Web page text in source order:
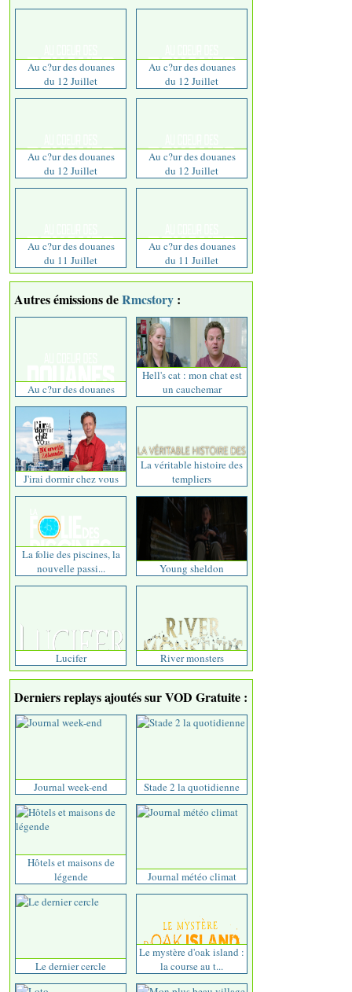
Au c?ur des douanes
du 12 Juillet
Au c?ur des douanes
du 12 Juillet
Au c?ur des douanes
du 12 Juillet
Au c?ur des douanes
du 12 Juillet
Au c?ur des douanes
du 11 Juillet
Au c?ur des douanes
du 11 Juillet
Autres émissions deRmcstory :
Au c?ur des douanes
Hell's cat : mon chat est
un cauchemar
J'irai dormir chez vous
La véritable histoire des
templiers
La folie des piscines, la
nouvelle passi...
Young sheldon
Lucifer River monsters
Derniers replays ajoutés sur VOD Gratuite :
Journal week-end Stade 2 la quotidienne
Hôtels et maisons de
légende
Journal météo climat
Le dernier cercle
Le mystère d'oak island :
la course au t...